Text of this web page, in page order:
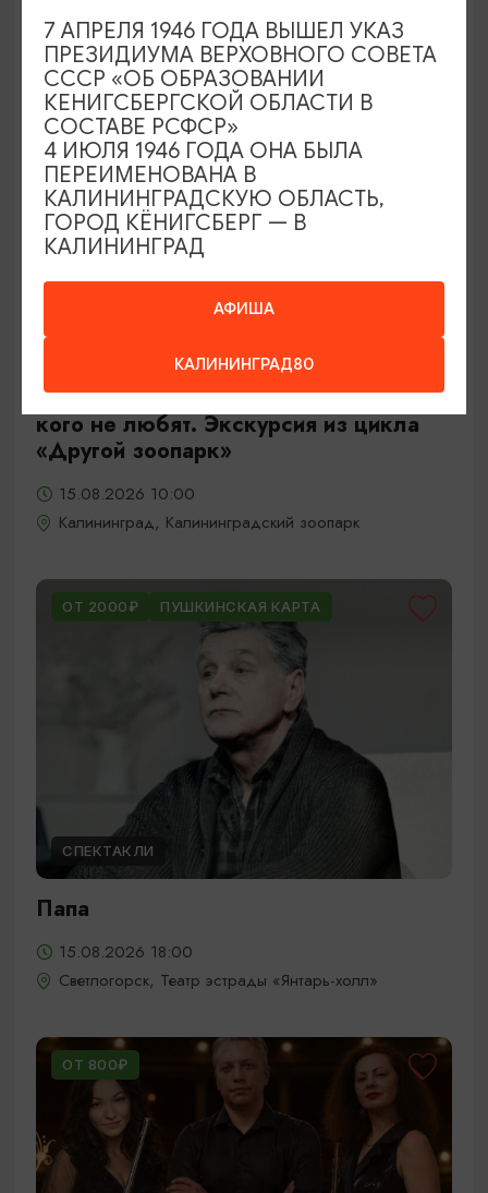
ОТ 500₽
Тайны панциря и чешуи или о тех,
кого не любят. Экскурсия из цикла
«Другой зоопарк»
15.08.2026 10:00
Калининград, Калининградский зоопарк
ОТ 2000₽ ПУШКИНСКАЯ КАРТА
СПЕКТАКЛИ
Папа
15.08.2026 18:00
Светлогорск, Театр эстрады «Янтарь-холл»
ОТ 800₽
АФИША
КАЛИНИНГРАД80
7 АПРЕЛЯ 1946 ГОДА ВЫШЕЛ УКАЗ
ПРЕЗИДИУМА ВЕРХОВНОГО СОВЕТА
СССР «ОБ ОБРАЗОВАНИИ
КЕНИГСБЕРГСКОЙ ОБЛАСТИ В
СОСТАВЕ РСФСР»
4 ИЮЛЯ 1946 ГОДА ОНА БЫЛА
ПЕРЕИМЕНОВАНА В
КАЛИНИНГРАДСКУЮ ОБЛАСТЬ,
ГОРОД КЁНИГСБЕРГ — В
КАЛИНИНГРАД